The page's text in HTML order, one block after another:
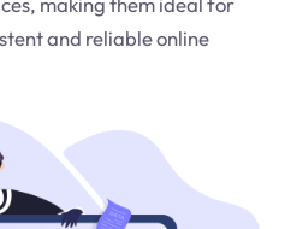
and reliable online